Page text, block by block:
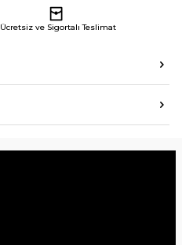
Ücretsiz ve Sigortalı Teslimat